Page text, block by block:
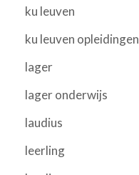
ku leuven
ku leuven opleidingen
lager
lager onderwijs
laudius
leerling